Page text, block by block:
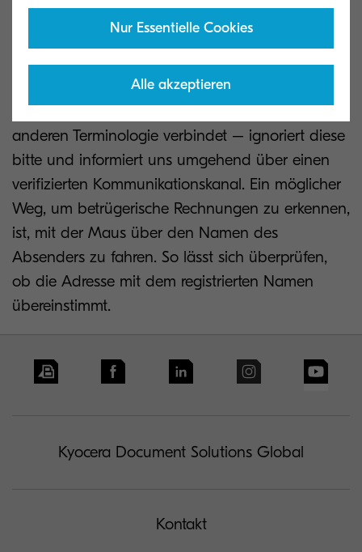
die angeblich von Kyocera stammt –
insbesondere solche mit Anhängen von einer
unbekannten E-Mail-Adresse oder Domain, die
entweder eine andere Schreibweise von „Kyocera“
verwendet oder den Namen Kyocera mit einer
anderen Terminologie verbindet – ignoriert diese
bitte und informiert uns umgehend über einen
verifizierten Kommunikationskanal. Ein möglicher
Weg, um betrügerische Rechnungen zu erkennen,
ist, mit der Maus über den Namen des
Absenders zu fahren. So lässt sich überprüfen,
ob die Adresse mit dem registrierten Namen
übereinstimmt.
Kyocera Document Solutions Global
Kontakt
Nur Essentielle Cookies
Alle akzeptieren